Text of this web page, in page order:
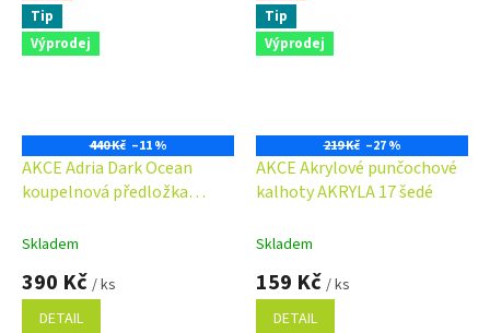
Tip
Výprodej
440 Kč –11 %
AKCE Adria Dark Ocean
koupelnová předložka
Skladem
390 Kč / ks
DETAIL
Tip
Výprodej
219 Kč –27 %
AKCE Akrylové punčochové
kalhoty AKRYLA 17 šedé
Skladem
159 Kč / ks
DETAIL